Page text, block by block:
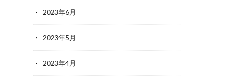
2023年6月
2023年5月
2023年4月